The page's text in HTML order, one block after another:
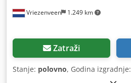
Vriezenveen 1.249 km
Zatraži
Stanje: polovno, Godina izgradnje: